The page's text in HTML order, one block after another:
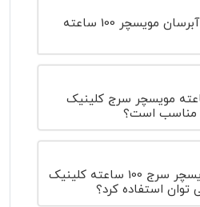
یکی از مزیت کرم آبرسان مویسچر 100 ساعته
100 ساعته مویسچر سرج کلینیک
مناسب است؟
آیا ژل آبرسان مویسچر سرج 100 ساعته کلینیک
توان استفاده کرد؟